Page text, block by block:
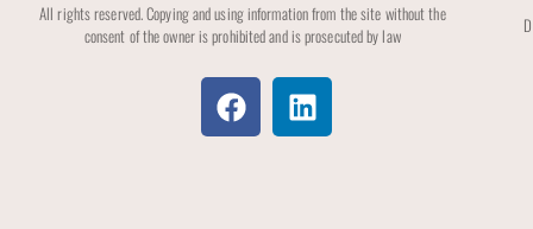
All rights reserved. Copying and using information from the site without the
consent of the owner is prohibited and is prosecuted by law